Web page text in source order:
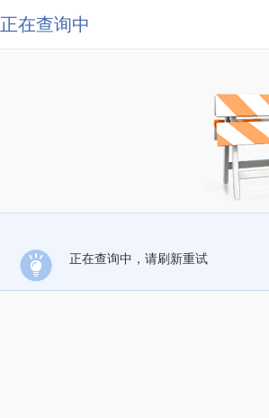
正在查询中
正在查询中，请刷新重试